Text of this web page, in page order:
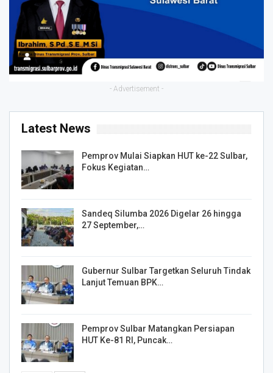
- Advertisement -
Latest News
Pemprov Mulai Siapkan HUT ke-22 Sulbar,
Fokus Kegiatan…
Sandeq Silumba 2026 Digelar 26 hingga
27 September,…
Gubernur Sulbar Targetkan Seluruh Tindak
Lanjut Temuan BPK…
Pemprov Sulbar Matangkan Persiapan
HUT Ke-81 RI, Puncak…